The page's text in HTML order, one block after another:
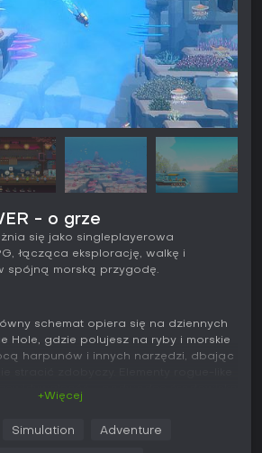
- o grze
się jako singleplayerowa
łącząca eksplorację, walkę i
spójną morską przygodę.
schemat opiera się na dziennych
Hole, gdzie polujesz na ryby i morskie
harpunów i innych narzędzi, dbając
+Więcej
Simulation Adventure